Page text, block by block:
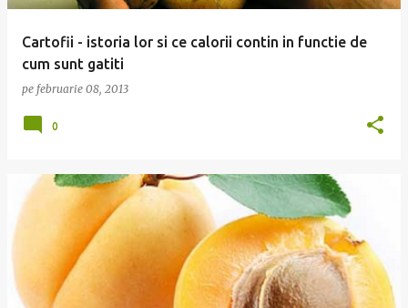
Cartofii - istoria lor si ce calorii contin in functie de
cum sunt gatiti
pe februarie 08, 2013
0